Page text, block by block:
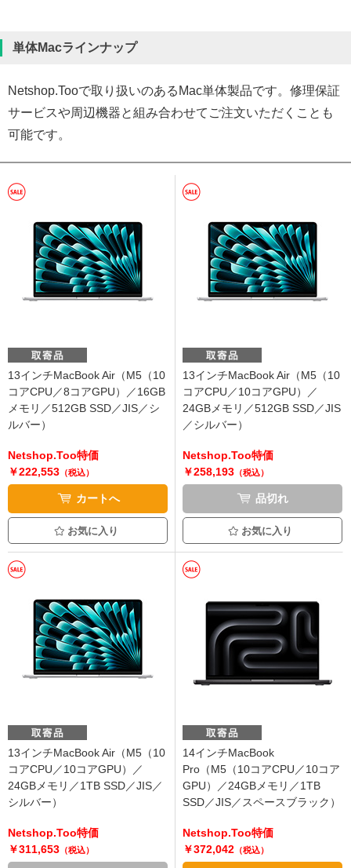
単体Macラインナップ
Netshop.Tooで取り扱いのあるMac単体製品です。修理保証
サービスや周辺機器と組み合わせてご注文いただくことも
可能です。
13インチMacBook Air（M5（10
コアCPU／8コアGPU）／16GB
メモリ／512GB SSD／JIS／シ
ルバー）
Netshop.Too特価
￥222,553 （税込）
カートへ
お気に入り
13インチMacBook Air（M5（10
コアCPU／10コアGPU）／
24GBメモリ／512GB SSD／JIS
／シルバー）
Netshop.Too特価
￥258,193（税込）
品切れ
お気に入り
13インチMacBook Air（M5（10
コアCPU／10コアGPU）／
24GBメモリ／1TB SSD／JIS／
シルバー）
Netshop.Too特価
￥311,653 （税込）
14インチMacBook
Pro（M5（10コアCPU／10コア
GPU）／24GBメモリ／1TB
SSD／JIS／スペースブラック）
Netshop.Too特価
￥372,042（税込）